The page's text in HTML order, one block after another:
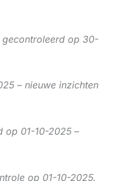
gecontroleerd op 30-
– nieuwe inzichten
op 01-10-2025 –
op 01-10-2025.